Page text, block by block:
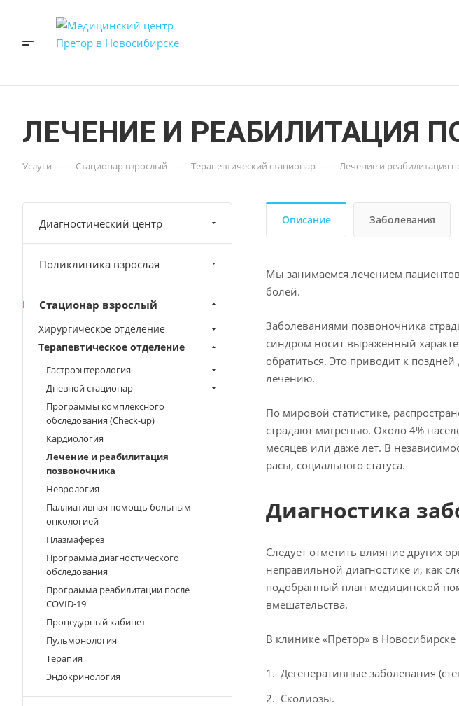
ЛЕЧЕНИЕ И РЕАБИЛИТАЦИЯ
Услуги — Стационар взрослый — Терапевтический стационар — Лечение и реабилитация
Описание Заболевания
Мы занимаемся лечением
болей.
Заболеваниями позвоночника
синдром носит выраженный
обратиться. Это приводит к
лечению.
По мировой статистике,
страдают мигренью. Около 4%
месяцев или даже лет. В
расы, социального статуса.
Диагностика
Следует отметить влияние других
неправильной диагностике и, как
подобранный план медицинской
вмешательства.
В клинике «Претор» в
Дегенеративные заболевания
Сколиозы.
Диагностический центр
Поликлиника взрослая
Стационар взрослый
Хирургическое отделение
Терапевтическое отделение
Гастроэнтерология
Дневной стационар
Программы комплексного
обследования (Check-up)
Кардиология
Лечение и реабилитация
позвоночника
Неврология
Паллиативная помощь больным
онкологией
Плазмаферез
Программа диагностического
обследования
Программа реабилитации после
COVID-19
Процедурный кабинет
Пульмонология
Терапия
Эндокринология